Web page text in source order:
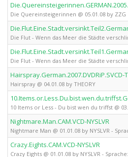
Die Quereinsteigerinnen @ 05.01.08 by ZZG
Die Flut - Wenn das Meer die Städte
Die Flut - Wenn das Meer die Städte
Hairspray.German.2007.DVDRiP.SVCD-
Hairspray @ 04.01.08 by THEORY
10 Items or Less - Du bist wen du triffst @
Nightmare.Man.CAM.VCD-NYSLVR
Nightmare Man @ 01.01.08 by NYSLVR -
Crazy.Eights.CAM.VCD-NYSLVR
Crazy Eights @ 01.01.08 by NYSLVR -